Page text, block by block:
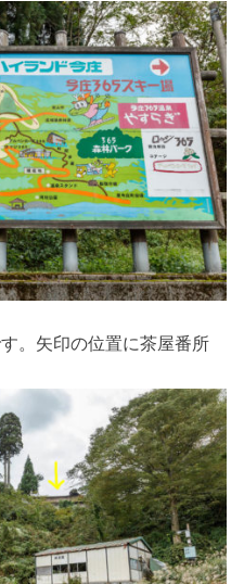
。矢印の位置に茶屋番所